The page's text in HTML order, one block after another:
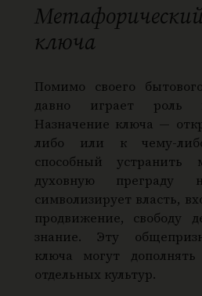
ключа
Помимо своего
давно играет роль
Назначение ключа —
либо или к чему-
способный устранить
духовную
символизирует власть,
продвижение, свободу
знание. Эту
ключа могут
отдельных культур.